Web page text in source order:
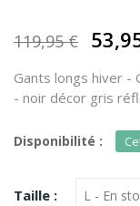
119,95 €
Gants longs hiver -
- noir décor gris
Disponibilité :
Taille :